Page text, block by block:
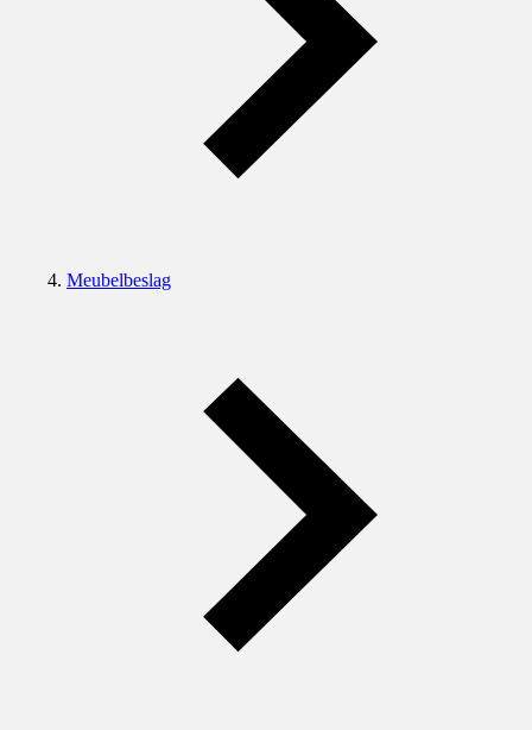
Meubelbeslag